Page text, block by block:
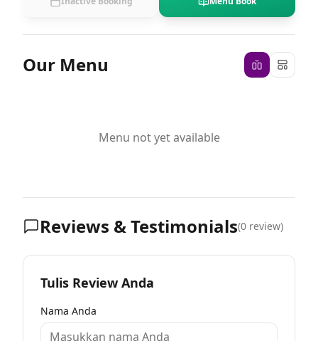
Our Menu
Menu not yet available
Reviews & Testimonials(0 review)
Tulis Review Anda
Nama Anda